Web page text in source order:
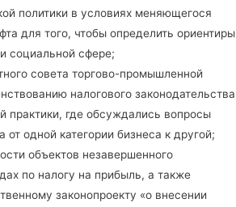
политики в условиях меняющегося
для того, чтобы определить ориентиры
социальной сфере;
совета торгово-промышленной
налогового законодательства
практики, где обсуждались вопросы
от одной категории бизнеса к другой;
объектов незавершенного
по налогу на прибыль, а также
законопроекту «о внесении